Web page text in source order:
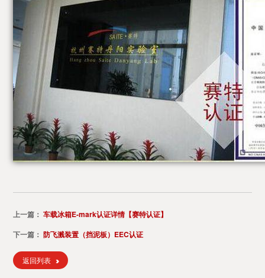
上一篇：车载冰箱E-mark认证详情【赛特认证】
下一篇：防飞溅装置（挡泥板）EEC认证
返回列表